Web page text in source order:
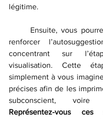
légitime.
renforcer
concentrant sur
visualisation. Cette
simplement à vous
précises afin de les
Représentez-vous